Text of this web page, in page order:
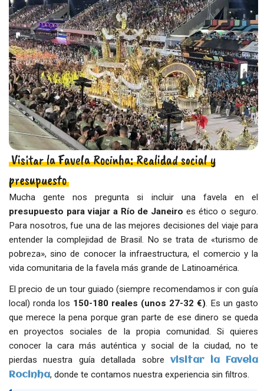
Visitar la Favela Rocinha: Realidad social y
presupuesto
Mucha gente nos pregunta si incluir una favela en el
presupuesto para viajar a Río de Janeiro es ético o seguro.
Para nosotros, fue una de las mejores decisiones del viaje para
entender la complejidad de Brasil. No se trata de «turismo de
pobreza», sino de conocer la infraestructura, el comercio y la
vida comunitaria de la favela más grande de Latinoamérica.
El precio de un tour guiado (siempre recomendamos ir con guía
local) ronda los 150-180 reales (unos 27-32 €). Es un gasto
que merece la pena porque gran parte de ese dinero se queda
en proyectos sociales de la propia comunidad. Si quieres
conocer la cara más auténtica y social de la ciudad, no te
pierdas nuestra guía detallada sobrevisitar la Favela
Rocinha, donde te contamos nuestra experiencia sin filtros.